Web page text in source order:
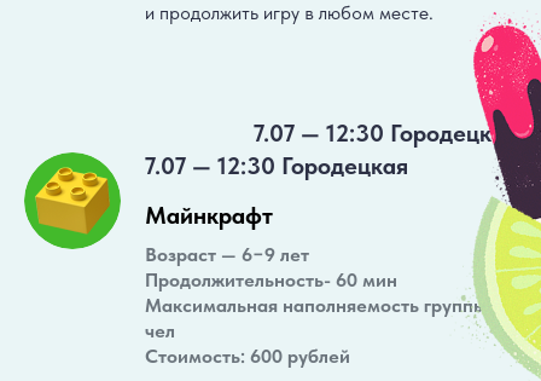
и продолжить игру в любом месте.
7.07 — 12:30 Городецкая
7.07 — 12:30 Городецкая
Майнкрафт
Возраст — 6−9 лет
Продолжительность- 60 мин
Максимальная наполняемость группы: 8
чел
Стоимость: 600 рублей